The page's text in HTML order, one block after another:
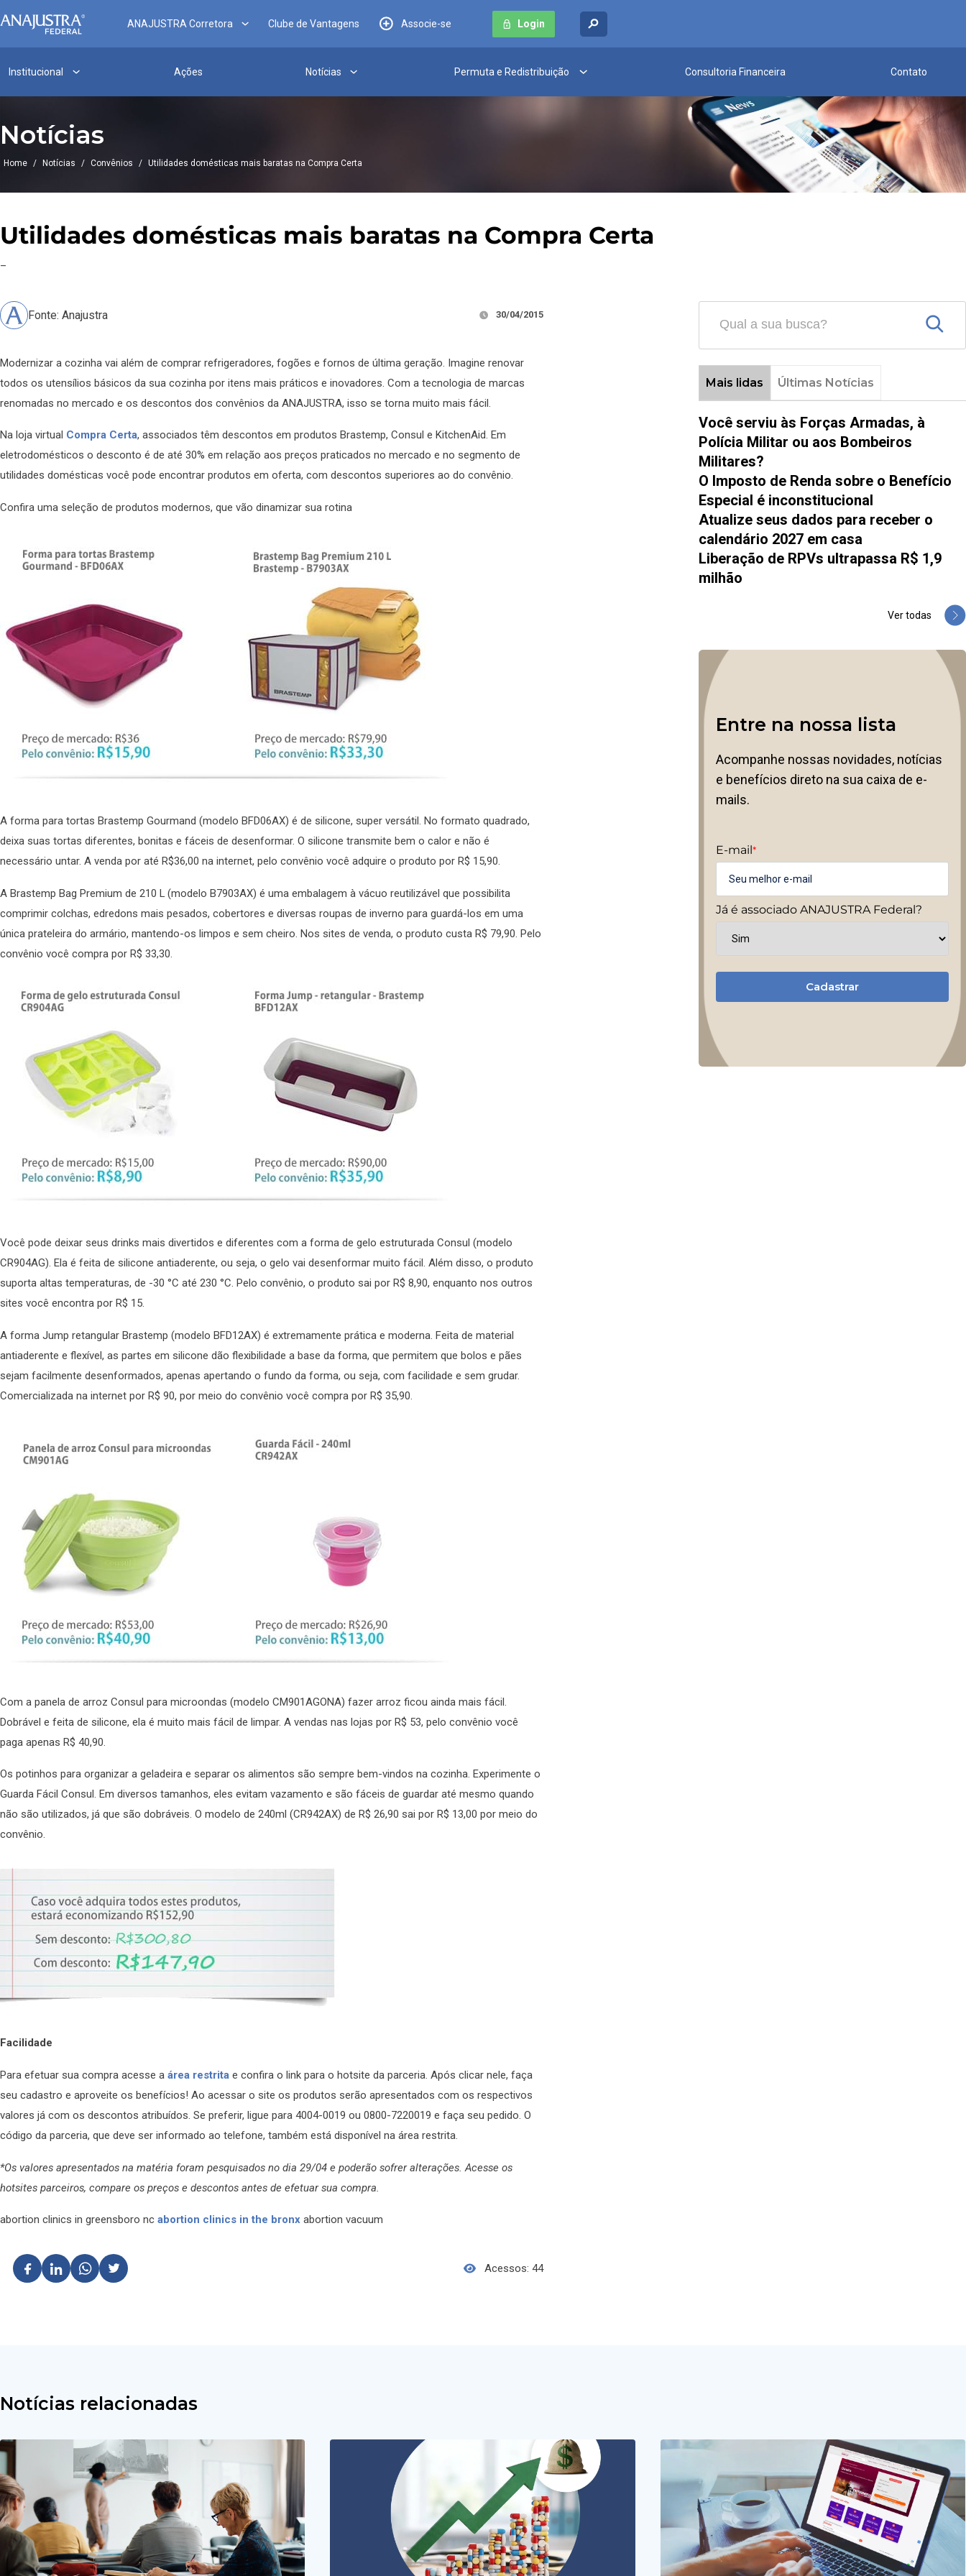
ANAJUSTRA Corretora Clube de Vantagens Associe-se Login
Institucional Ações Notícias Permuta e Redistribuição Consultoria Financeira Contato
Notícias
Home / Notícias / Convênios / Utilidades domésticas mais baratas na Compra Certa
Utilidades domésticas mais baratas na Compra Certa
–
Fonte: Anajustra 30/04/2015
Modernizar a cozinha vai além de comprar refrigeradores, fogões e fornos de última geração. Imagine renovar
todos os utensílios básicos da sua cozinha por itens mais práticos e inovadores. Com a tecnologia de marcas
renomadas no mercado e os descontos dos convênios da ANAJUSTRA, isso se torna muito mais fácil.
Na loja virtual Compra Certa, associados têm descontos em produtos Brastemp, Consul e KitchenAid. Em
eletrodomésticos o desconto é de até 30% em relação aos preços praticados no mercado e no segmento de
utilidades domésticas você pode encontrar produtos em oferta, com descontos superiores ao do convênio.
Confira uma seleção de produtos modernos, que vão dinamizar sua rotina
A forma para tortas Brastemp Gourmand (modelo BFD06AX) é de silicone, super versátil. No formato quadrado,
deixa suas tortas diferentes, bonitas e fáceis de desenformar. O silicone transmite bem o calor e não é
necessário untar. A venda por até R$36,00 na internet, pelo convênio você adquire o produto por R$ 15,90.
A Brastemp Bag Premium de 210 L (modelo B7903AX) é uma embalagem à vácuo reutilizável que possibilita
comprimir colchas, edredons mais pesados, cobertores e diversas roupas de inverno para guardá-los em uma
única prateleira do armário, mantendo-os limpos e sem cheiro. Nos sites de venda, o produto custa R$ 79,90. Pelo
convênio você compra por R$ 33,30.
Você pode deixar seus drinks mais divertidos e diferentes com a forma de gelo estruturada Consul (modelo
CR904AG). Ela é feita de silicone antiaderente, ou seja, o gelo vai desenformar muito fácil. Além disso, o produto
suporta altas temperaturas, de -30 °C até 230 °C. Pelo convênio, o produto sai por R$ 8,90, enquanto nos outros
sites você encontra por R$ 15.
A forma Jump retangular Brastemp (modelo BFD12AX) é extremamente prática e moderna. Feita de material
antiaderente e flexível, as partes em silicone dão flexibilidade a base da forma, que permitem que bolos e pães
sejam facilmente desenformados, apenas apertando o fundo da forma, ou seja, com facilidade e sem grudar.
Comercializada na internet por R$ 90, por meio do convênio você compra por R$ 35,90.
Com a panela de arroz Consul para microondas (modelo CM901AGONA) fazer arroz ficou ainda mais fácil.
Dobrável e feita de silicone, ela é muito mais fácil de limpar. A vendas nas lojas por R$ 53, pelo convênio você
paga apenas R$ 40,90.
Os potinhos para organizar a geladeira e separar os alimentos são sempre bem-vindos na cozinha. Experimente o
Guarda Fácil Consul. Em diversos tamanhos, eles evitam vazamento e são fáceis de guardar até mesmo quando
não são utilizados, já que são dobráveis. O modelo de 240ml (CR942AX) de R$ 26,90 sai por R$ 13,00 por meio do
convênio.
Facilidade
Para efetuar sua compra acesse a área restrita e confira o link para o hotsite da parceria. Após clicar nele, faça
seu cadastro e aproveite os benefícios! Ao acessar o site os produtos serão apresentados com os respectivos
valores já com os descontos atribuídos. Se preferir, ligue para 4004-0019 ou 0800-7220019 e faça seu pedido. O
código da parceria, que deve ser informado ao telefone, também está disponível na área restrita.
*Os valores apresentados na matéria foram pesquisados no dia 29/04 e poderão sofrer alterações. Acesse os
hotsites parceiros, compare os preços e descontos antes de efetuar sua compra.
abortion clinics in greensboro nc abortion clinics in the bronx abortion vacuum
Acessos: 44
Mais lidas Últimas Notícias
Você serviu às Forças Armadas, à
Polícia Militar ou aos Bombeiros
Militares?
O Imposto de Renda sobre o Benefício
Especial é inconstitucional
Atualize seus dados para receber o
calendário 2027 em casa
Liberação de RPVs ultrapassa R$ 1,9
milhão
Ver todas
Entre na nossa lista
Acompanhe nossas novidades, notícias
e benefícios direto na sua caixa de e-
mails.
E-mail *
Já é associado ANAJUSTRA Federal?
Cadastrar
Notícias relacionadas